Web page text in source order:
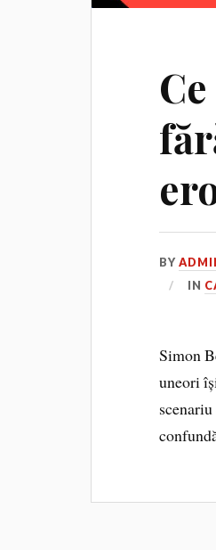
BY
IN
Simon
uneori